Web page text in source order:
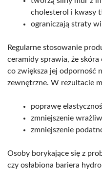
cholesterol i kwasy
ograniczają straty
Regularne stosowanie
ceramidy sprawia, że skóra
co zwiększa jej odporność
zewnętrzne. W rezultacie
poprawę
zmniejszenie
zmniejszenie
Osoby borykające się z
czy osłabiona bariera